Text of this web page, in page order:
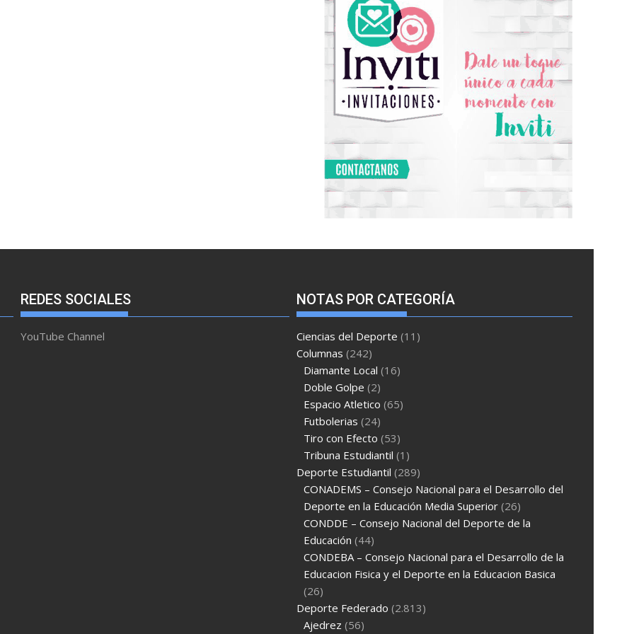
REDES SOCIALES
YouTube Channel
NOTAS POR CATEGORÍA
Ciencias del Deporte (11)
Columnas (242)
Diamante Local (16)
Doble Golpe (2)
Espacio Atletico (65)
Futbolerias (24)
Tiro con Efecto (53)
Tribuna Estudiantil (1)
Deporte Estudiantil (289)
CONADEMS – Consejo Nacional para el Desarrollo del
Deporte en la Educación Media Superior(26)
CONDDE – Consejo Nacional del Deporte de la
Educación (44)
CONDEBA – Consejo Nacional para el Desarrollo de la
Educacion Fisica y el Deporte en la Educacion Basica
(26)
Deporte Federado (2.813)
Ajedrez (56)